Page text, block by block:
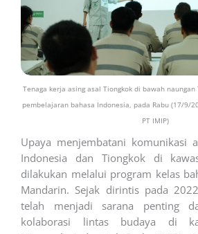
Tenaga kerja asing asal Tiongkok di bawah
pembelajaran bahasa Indonesia, pada Rabu (17/9/
PT IMIP)
Upaya menjembatani komunikasi
Indonesia dan Tiongkok di
dilakukan melalui program kelas
Mandarin. Sejak dirintis pada
telah menjadi sarana penting
kolaborasi lintas budaya di